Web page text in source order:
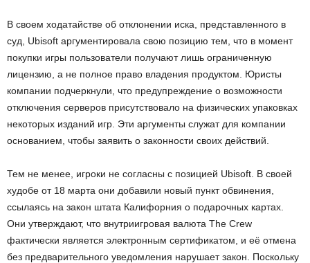
В своем ходатайстве об отклонении иска, представленного в
суд, Ubisoft аргументировала свою позицию тем, что в момент
покупки игры пользователи получают лишь ограниченную
лицензию, а не полное право владения продуктом. Юристы
компании подчеркнули, что предупреждение о возможности
отключения серверов присутствовало на физических упаковках
некоторых изданий игр. Эти аргументы служат для компании
основанием, чтобы заявить о законности своих действий.
Тем не менее, игроки не согласны с позицией Ubisoft. В своей
худобе от 18 марта они добавили новый пункт обвинения,
ссылаясь на закон штата Калифорния о подарочных картах.
Они утверждают, что внутриигровая валюта The Crew
фактически является электронным сертификатом, и её отмена
без предварительного уведомления нарушает закон. Поскольку